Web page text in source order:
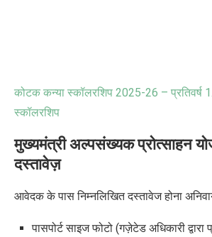
कोटक कन्या स्कॉलरशिप 2025-26 – प्रतिवर्ष
स्कॉलरशिप
मुख्यमंत्री अल्पसंख्यक प्रोत्साहन
दस्तावेज़
आवेदक के पास निम्नलिखित दस्तावेज होना
पासपोर्ट साइज फोटो (गज़ेटेड अधिकारी द्वारा